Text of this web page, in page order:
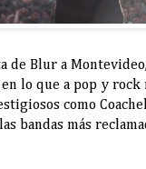
de Blur a
lo que a pop y rock
como
bandas más